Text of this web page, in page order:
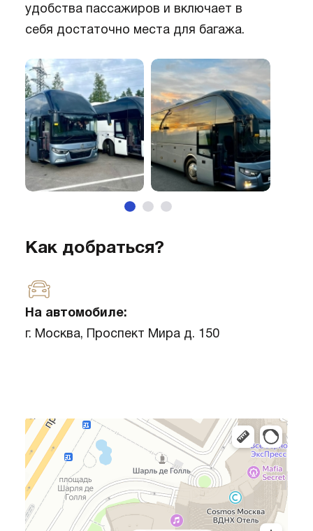
удобства пассажиров и включает в
себя достаточно места для багажа.
Как добраться?
На автомобиле:
г. Москва, Проспект Мира д. 150